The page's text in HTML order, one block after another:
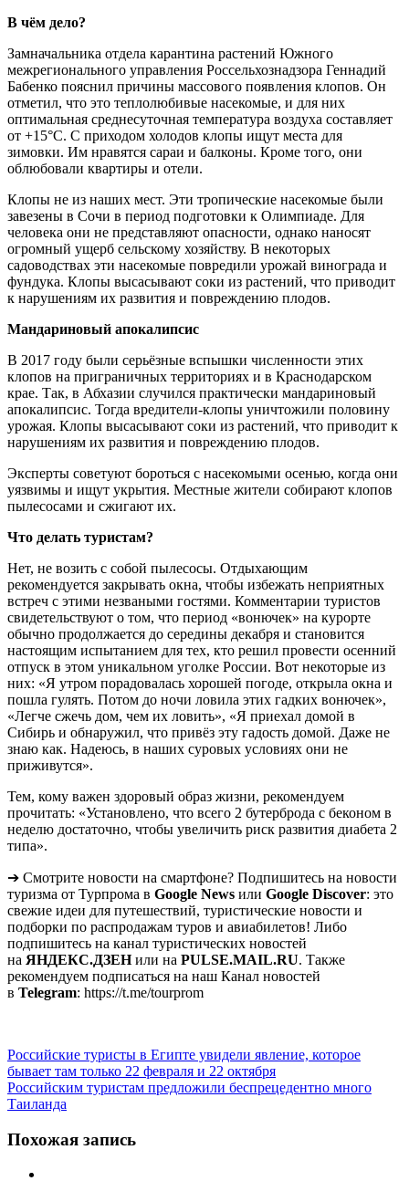
В чём дело?
Замначальника отдела карантина растений Южного
межрегионального управления Россельхознадзора Геннадий
Бабенко пояснил причины массового появления клопов. Он
отметил, что это теплолюбивые насекомые, и для них
оптимальная среднесуточная температура воздуха составляет
от +15°C. С приходом холодов клопы ищут места для
зимовки. Им нравятся сараи и балконы. Кроме того, они
облюбовали квартиры и отели.
Клопы не из наших мест. Эти тропические насекомые были
завезены в Сочи в период подготовки к Олимпиаде. Для
человека они не представляют опасности, однако наносят
огромный ущерб сельскому хозяйству. В некоторых
садоводствах эти насекомые повредили урожай винограда и
фундука. Клопы высасывают соки из растений, что приводит
к нарушениям их развития и повреждению плодов.
Мандариновый апокалипсис
В 2017 году были серьёзные вспышки численности этих
клопов на приграничных территориях и в Краснодарском
крае. Так, в Абхазии случился практически мандариновый
апокалипсис. Тогда вредители-клопы уничтожили половину
урожая. Клопы высасывают соки из растений, что приводит к
нарушениям их развития и повреждению плодов.
Эксперты советуют бороться с насекомыми осенью, когда они
уязвимы и ищут укрытия. Местные жители собирают клопов
пылесосами и сжигают их.
Что делать туристам?
Нет, не возить с собой пылесосы. Отдыхающим
рекомендуется закрывать окна, чтобы избежать неприятных
встреч с этими незваными гостями. Комментарии туристов
свидетельствуют о том, что период «вонючек» на курорте
обычно продолжается до середины декабря и становится
настоящим испытанием для тех, кто решил провести осенний
отпуск в этом уникальном уголке России. Вот некоторые из
них: «Я утром порадовалась хорошей погоде, открыла окна и
пошла гулять. Потом до ночи ловила этих гадких вонючек»,
«Легче сжечь дом, чем их ловить», «Я приехал домой в
Сибирь и обнаружил, что привёз эту гадость домой. Даже не
знаю как. Надеюсь, в наших суровых условиях они не
приживутся».
Тем, кому важен здоровый образ жизни, рекомендуем
прочитать: «Установлено, что всего 2 бутерброда с беконом в
неделю достаточно, чтобы увеличить риск развития диабета 2
типа».
➔ Смотрите новости на смартфоне? Подпишитесь на новости
туризма от Турпрома в Google News или Google Discover: это
свежие идеи для путешествий, туристические новости и
подборки по распродажам туров и авиабилетов! Либо
подпишитесь на канал туристических новостей
на ЯНДЕКС.ДЗЕНили на PULSE.MAIL.RU. Также
рекомендуем подписаться на наш Канал новостей
в Telegram: https://t.me/tourprom
Навигация
по
записям
Российские туристы в Египте увидели явление, которое
бывает там только 22 февраля и 22 октября
Российским туристам предложили беспрецедентно много
Таиланда
Похожая запись